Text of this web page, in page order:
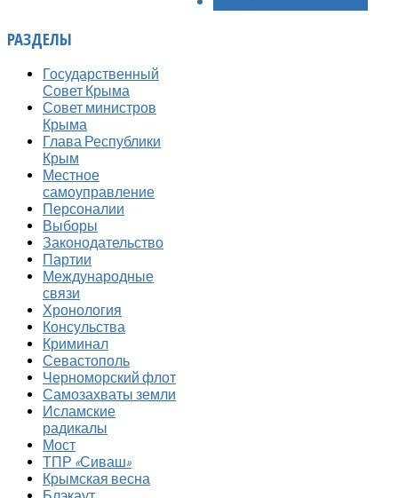
РАЗДЕЛЫ
Государственный
Совет Крыма
Совет министров
Крыма
Глава Республики
Крым
Местное
самоуправление
Персоналии
Выборы
Законодательство
Партии
Международные
связи
Хронология
Консульства
Криминал
Севастополь
Черноморский флот
Самозахваты земли
Исламские
радикалы
Мост
ТПР «Сиваш»
Крымская весна